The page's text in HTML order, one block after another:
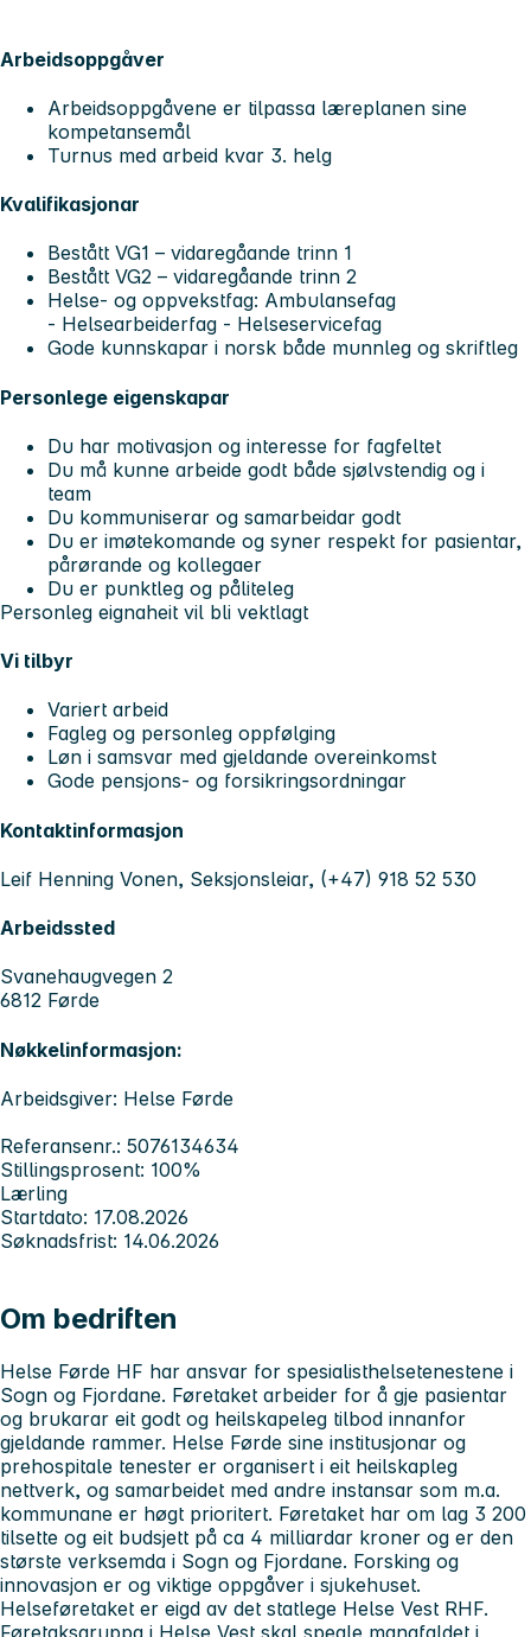
Arbeidsoppgåver
Arbeidsoppgåvene er tilpassa læreplanen sine
kompetansemål
Turnus med arbeid kvar 3. helg
Kvalifikasjonar
Bestått VG1 – vidaregåande trinn 1
Bestått VG2 – vidaregåande trinn 2
Helse- og oppvekstfag: Ambulansefag
- Helsearbeiderfag - Helseservicefag
Gode kunnskapar i norsk både munnleg og skriftleg
Personlege eigenskapar
Du har motivasjon og interesse for fagfeltet
Du må kunne arbeide godt både sjølvstendig og i
team
Du kommuniserar og samarbeidar godt
Du er imøtekomande og syner respekt for pasientar,
pårørande og kollegaer
Du er punktleg og påliteleg
Personleg eignaheit vil bli vektlagt
Vi tilbyr
Variert arbeid
Fagleg og personleg oppfølging
Løn i samsvar med gjeldande overeinkomst
Gode pensjons- og forsikringsordningar
Kontaktinformasjon
Leif Henning Vonen, Seksjonsleiar, (+47) 918 52 530
Arbeidssted
Svanehaugvegen 2
6812 Førde
Nøkkelinformasjon:
Arbeidsgiver: Helse Førde
Referansenr.: 5076134634
Stillingsprosent: 100%
Lærling
Startdato: 17.08.2026
Søknadsfrist: 14.06.2026
Om bedriften
Helse Førde HF har ansvar for spesialisthelsetenestene i
Sogn og Fjordane. Føretaket arbeider for å gje pasientar
og brukarar eit godt og heilskapeleg tilbod innanfor
gjeldande rammer. Helse Førde sine institusjonar og
prehospitale tenester er organisert i eit heilskapleg
nettverk, og samarbeidet med andre instansar som m.a.
kommunane er høgt prioritert. Føretaket har om lag 3 200
tilsette og eit budsjett på ca 4 milliardar kroner og er den
største verksemda i Sogn og Fjordane. Forsking og
innovasjon er og viktige oppgåver i sjukehuset.
Helseføretaket er eigd av det statlege Helse Vest RHF.
Føretaksgruppa i Helse Vest skal spegle mangfaldet i